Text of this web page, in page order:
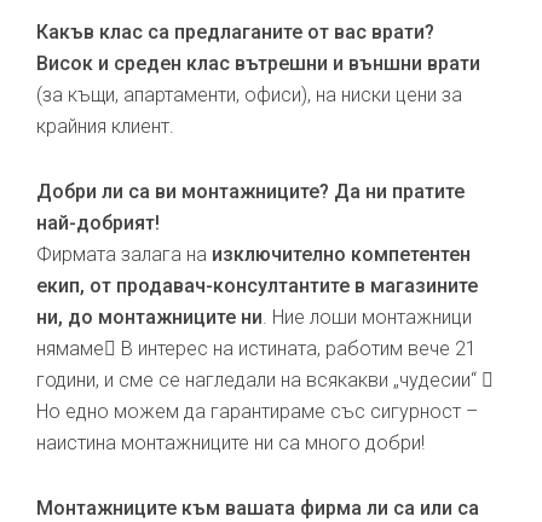
Какъв клас са предлаганите от вас врати?
Висок и среден клас вътрешни и външни врати
(за къщи, апартаменти, офиси), на ниски цени за
крайния клиент.
Добри ли са ви монтажниците? Да ни пратите
най-добрият!
Фирмата залага на изключително компетентен
екип, от продавач-консултантите в магазините
ни, до монтажниците ни. Ние лоши монтажници
нямаме В интерес на истината, работим вече 21
години, и сме се нагледали на всякакви „чудесии“ 
Но едно можем да гарантираме със сигурност –
наистина монтажниците ни са много добри!
Монтажниците към вашата фирма ли са или са